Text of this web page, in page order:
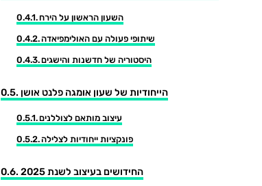
השעון הראשון על הירח
שיתופי פעולה עם האולימפיאדה
היסטוריה של חדשנות והישגים
הייחודיות של שעון אומגה פלנט אושן
עיצוב מותאם לצוללנים
פונקציות ייחודיות לצלילה
החידושים בעיצוב לשנת 2025